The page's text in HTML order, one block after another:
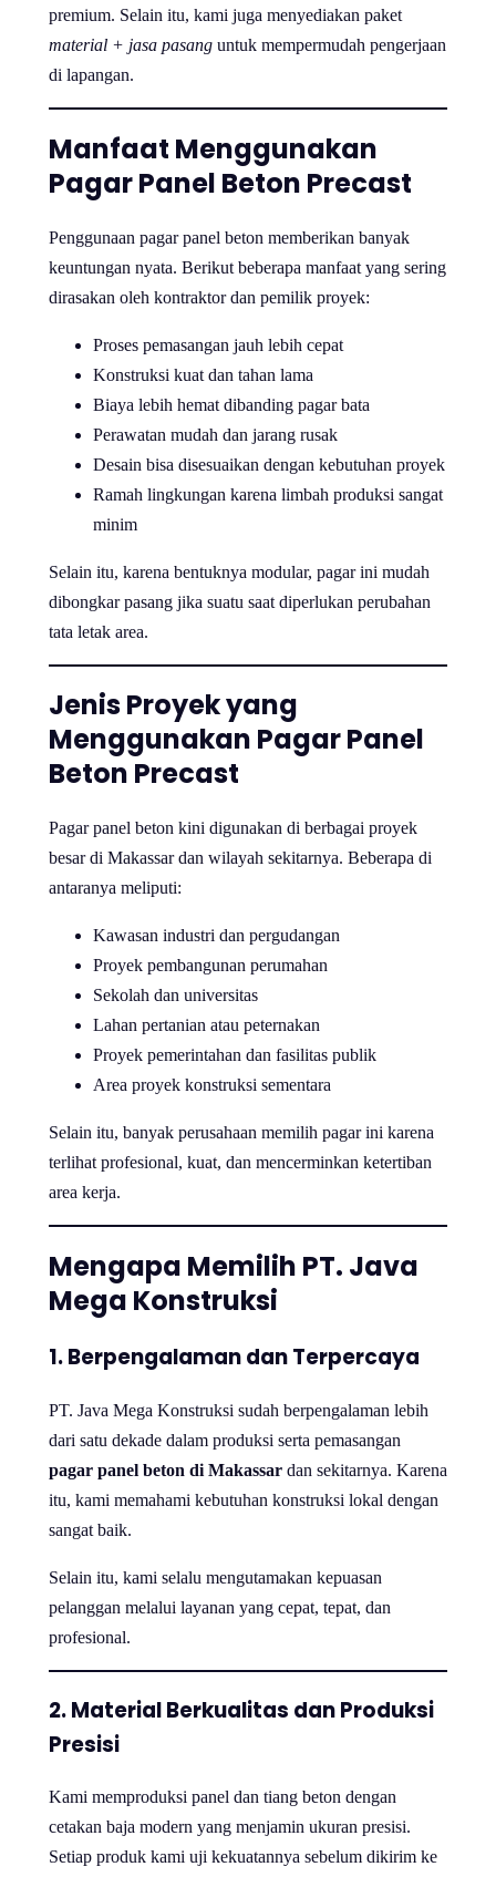
premium. Selain itu, kami juga menyediakan paket
material + jasa pasang untuk mempermudah pengerjaan
di lapangan.
Manfaat Menggunakan
Pagar Panel Beton Precast
Penggunaan pagar panel beton memberikan banyak
keuntungan nyata. Berikut beberapa manfaat yang sering
dirasakan oleh kontraktor dan pemilik proyek:
Proses pemasangan jauh lebih cepat
Konstruksi kuat dan tahan lama
Biaya lebih hemat dibanding pagar bata
Perawatan mudah dan jarang rusak
Desain bisa disesuaikan dengan kebutuhan proyek
Ramah lingkungan karena limbah produksi sangat
minim
Selain itu, karena bentuknya modular, pagar ini mudah
dibongkar pasang jika suatu saat diperlukan perubahan
tata letak area.
Jenis Proyek yang
Menggunakan Pagar Panel
Beton Precast
Pagar panel beton kini digunakan di berbagai proyek
besar di Makassar dan wilayah sekitarnya. Beberapa di
antaranya meliputi:
Kawasan industri dan pergudangan
Proyek pembangunan perumahan
Sekolah dan universitas
Lahan pertanian atau peternakan
Proyek pemerintahan dan fasilitas publik
Area proyek konstruksi sementara
Selain itu, banyak perusahaan memilih pagar ini karena
terlihat profesional, kuat, dan mencerminkan ketertiban
area kerja.
Mengapa Memilih PT. Java
Mega Konstruksi
1. Berpengalaman dan Terpercaya
PT. Java Mega Konstruksi sudah berpengalaman lebih
dari satu dekade dalam produksi serta pemasangan
pagar panel beton di Makassar dan sekitarnya. Karena
itu, kami memahami kebutuhan konstruksi lokal dengan
sangat baik.
Selain itu, kami selalu mengutamakan kepuasan
pelanggan melalui layanan yang cepat, tepat, dan
profesional.
2. Material Berkualitas dan Produksi
Presisi
Kami memproduksi panel dan tiang beton dengan
cetakan baja modern yang menjamin ukuran presisi.
Setiap produk kami uji kekuatannya sebelum dikirim ke